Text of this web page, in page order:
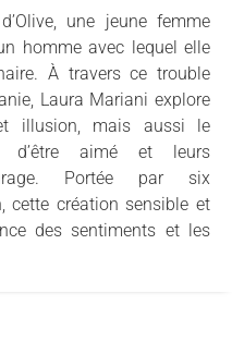
une jeune femme
homme avec lequel elle
À travers ce trouble
Laura Mariani explore
illusion, mais aussi le
d’être aimé et leurs
Portée par six
cette création sensible et
des sentiments et les